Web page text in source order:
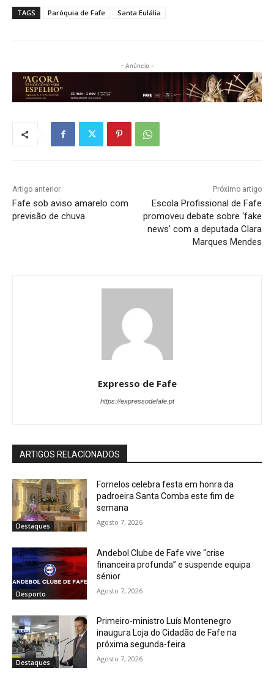
TAGS Paróquia de Fafe Santa Eulália
- Anúncio -
Artigo anterior
Fafe sob aviso amarelo com
previsão de chuva
Próximo artigo
Escola Profissional de Fafe
promoveu debate sobre ‘fake
news’ com a deputada Clara
Marques Mendes
Expresso de Fafe
https://expressodefafe.pt
ARTIGOS RELACIONADOS
Destaques
Fornelos celebra festa em honra da
padroeira Santa Comba este fim de
semana
Agosto 7, 2026
Desporto
Andebol Clube de Fafe vive “crise
financeira profunda” e suspende equipa
sénior
Agosto 7, 2026
Destaques
Primeiro-ministro Luís Montenegro
inaugura Loja do Cidadão de Fafe na
próxima segunda-feira
Agosto 7, 2026